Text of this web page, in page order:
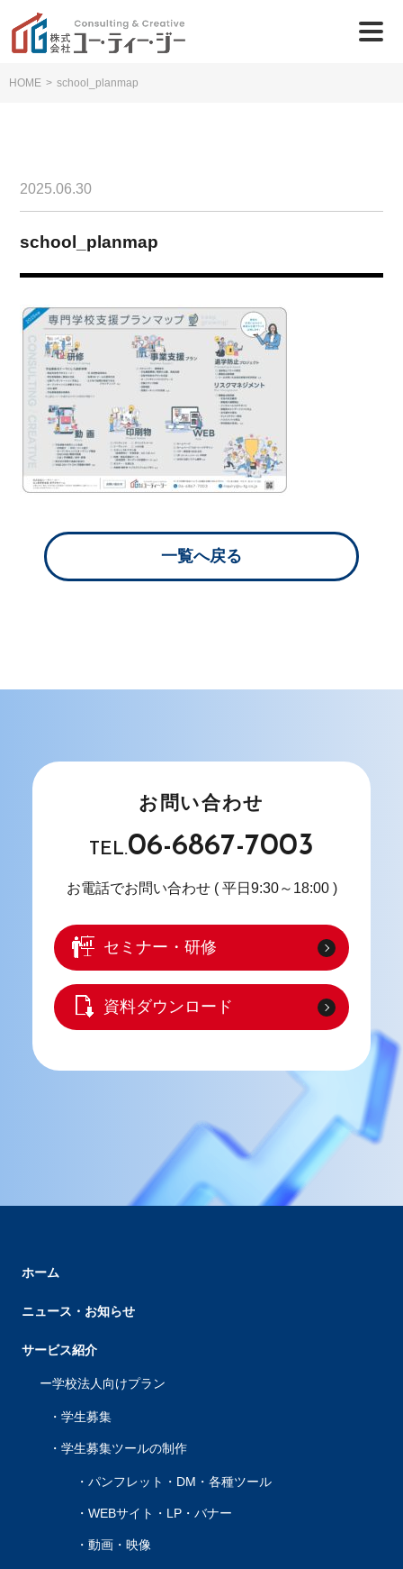
HOME > school_planmap
2025.06.30
school_planmap
一覧へ戻る
お問い合わせ
TEL.06-6867-7003
お電話でお問い合わせ ( 平日9:30～18:00 )
セミナー・研修
資料ダウンロード
ホーム
ニュース・お知らせ
サービス紹介
学校法人向けプラン
学生募集
学生募集ツールの制作
パンフレット・DM・各種ツール
WEBサイト・LP・バナー
動画・映像